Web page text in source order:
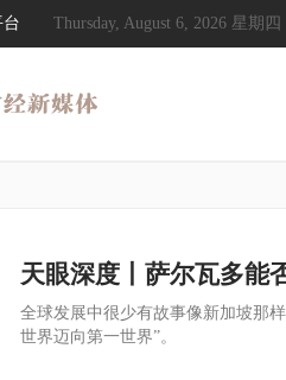
Thursday, August 6, 2026 星期四
全球发展中很少有故事像新加坡那
世界迈向第一世界”。